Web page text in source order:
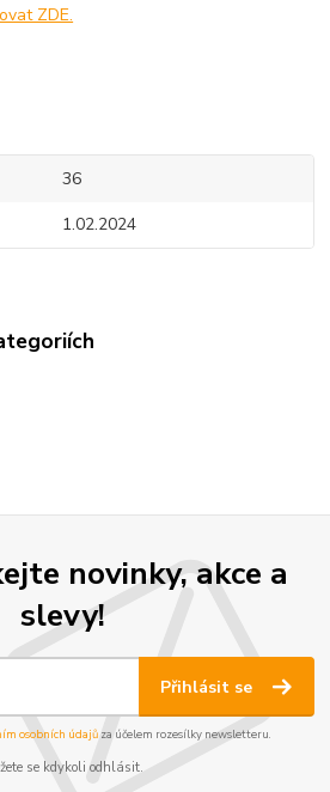
ZDE.
36
1.02.2024
novinky, akce a
slevy!
Přihlásit se
osobních údajůza účelem rozesílky newsletteru.
se kdykoli odhlásit.